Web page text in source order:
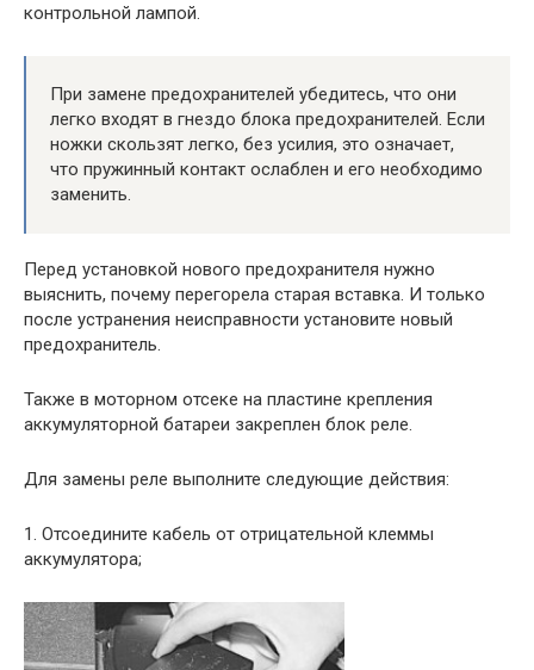
контрольной лампой.
При замене предохранителей убедитесь, что они
легко входят в гнездо блока предохранителей. Если
ножки скользят легко, без усилия, это означает,
что пружинный контакт ослаблен и его необходимо
заменить.
Перед установкой нового предохранителя нужно
выяснить, почему перегорела старая вставка. И только
после устранения неисправности установите новый
предохранитель.
Также в моторном отсеке на пластине крепления
аккумуляторной батареи закреплен блок реле.
Для замены реле выполните следующие действия:
1. Отсоедините кабель от отрицательной клеммы
аккумулятора;